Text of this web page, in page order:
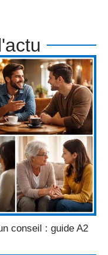
conseil : guide A2